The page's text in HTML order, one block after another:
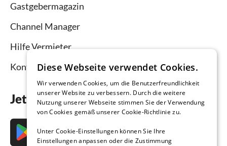
Gastgebermagazin
Channel Manager
Hilfe Vermieter
Kontakt
Jetzt die App downloaden
Diese Webseite verwendet Cookies.
Wir verwenden Cookies, um die Benutzerfreundlichkeit
unserer Website zu verbessern. Durch die weitere
Nutzung unserer Webseite stimmen Sie der Verwendung
von Cookies gemäß unserer Cookie-Richtlinie zu.
Unter Cookie-Einstellungen können Sie Ihre
Einstellungen anpassen oder die Zustimmung